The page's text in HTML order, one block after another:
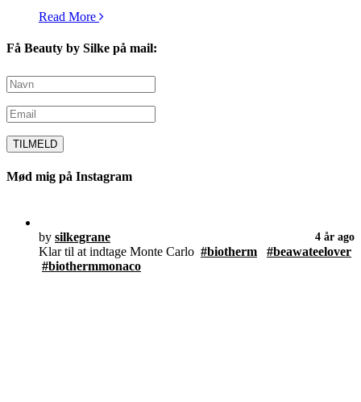
Read More
Få Beauty by Silke på mail:
Mød mig på Instagram
by silkegrane 4 år ago
Klar til at indtage Monte Carlo #biotherm
#beawateelover
#biothermmonaco